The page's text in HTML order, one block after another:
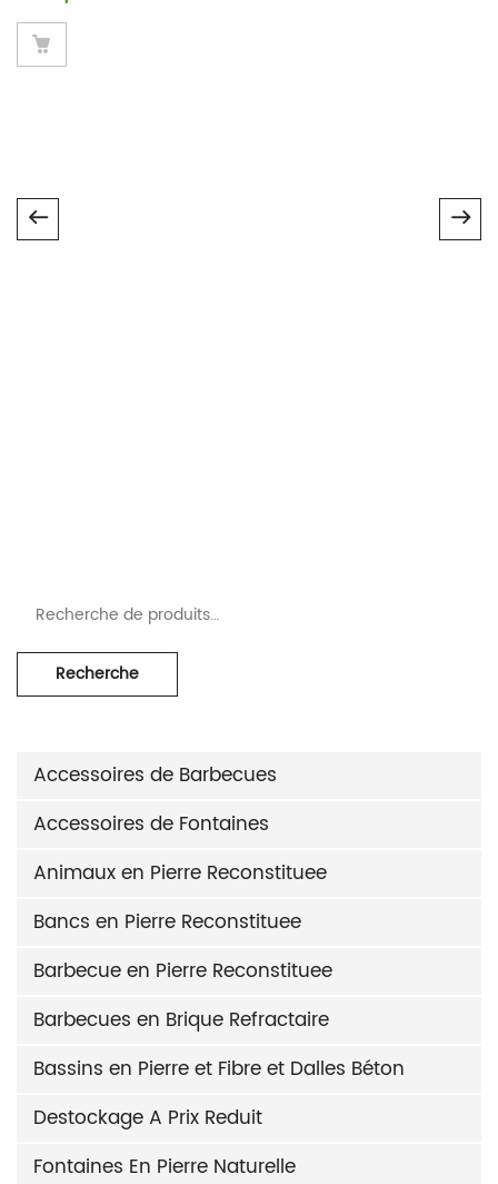
Recherche
Accessoires de Barbecues
Accessoires de Fontaines
Animaux en Pierre Reconstituee
Bancs en Pierre Reconstituee
Barbecue en Pierre Reconstituee
Barbecues en Brique Refractaire
Bassins en Pierre et Fibre et Dalles Béton
Destockage A Prix Reduit
Fontaines En Pierre Naturelle